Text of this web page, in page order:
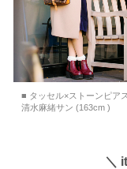
■ タッセル×ストーンピアス
清水麻緒サン (163cm )
＼